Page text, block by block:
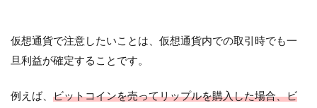
仮想通貨で注意したいことは、仮想通貨内での取引時でも一
旦利益が確定することです。
例えば、 ビットコインを売ってリップルを購入した場合、ビ